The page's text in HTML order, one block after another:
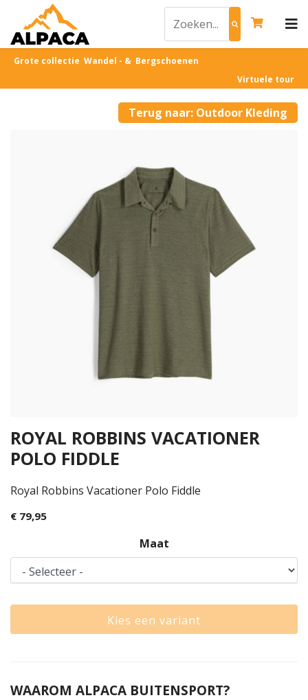
Grote collectie Wandel - & Bergschoenen
Virtuele tour
Terug naar: Outdoor Kleding
ROYAL ROBBINS VACATIONER
POLO FIDDLE
Royal Robbins Vacationer Polo Fiddle
€ 79,95
Maat
Kies een variant
WAAROM ALPACA BUITENSPORT?